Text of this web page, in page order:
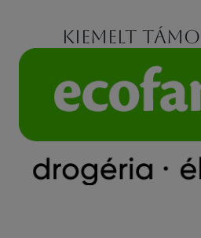
Kiemelt